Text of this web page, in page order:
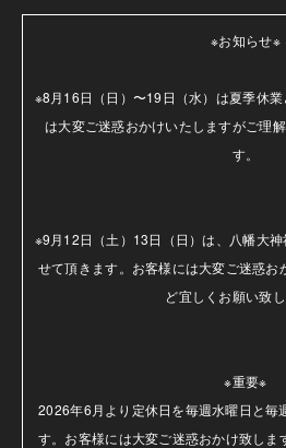
※お知らせ※
※8月16日（日）〜19日（水）は夏季休
は大変ご迷惑おかけいたしますがご理
す。
※9月12日（土）13日（日）は、八幡大
せて頂きます。お客様には大変ご迷惑お
ど宜しくお願い致し
※重要※
2026年6月より定休日を毎週水曜日と毎
す。お客様には大変ご迷惑おかけ致し